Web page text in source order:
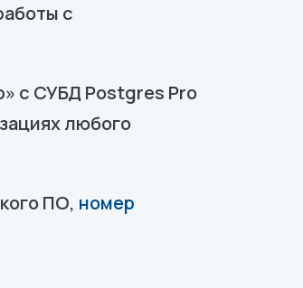
с
с СУБД Postgres Pro
любого
ПО, номер